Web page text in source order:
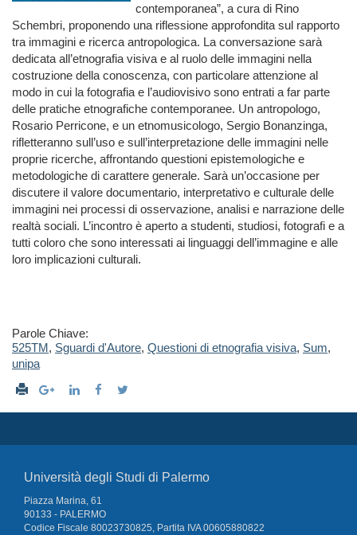
contemporanea”, a cura di Rino
Schembri, proponendo una riflessione approfondita sul rapporto
tra immagini e ricerca antropologica. La conversazione sarà
dedicata all’etnografia visiva e al ruolo delle immagini nella
costruzione della conoscenza, con particolare attenzione al
modo in cui la fotografia e l’audiovisivo sono entrati a far parte
delle pratiche etnografiche contemporanee. Un antropologo,
Rosario Perricone, e un etnomusicologo, Sergio Bonanzinga,
rifletteranno sull’uso e sull’interpretazione delle immagini nelle
proprie ricerche, affrontando questioni epistemologiche e
metodologiche di carattere generale. Sarà un’occasione per
discutere il valore documentario, interpretativo e culturale delle
immagini nei processi di osservazione, analisi e narrazione delle
realtà sociali. L’incontro è aperto a studenti, studiosi, fotografi e a
tutti coloro che sono interessati ai linguaggi dell’immagine e alle
loro implicazioni culturali.
Parole Chiave:
525TM, Sguardi d'Autore, Questioni di etnografia visiva, Sum,
unipa
Università degli Studi di Palermo
Piazza Marina, 61
90133 - PALERMO
Codice Fiscale 80023730825, Partita IVA 00605880822